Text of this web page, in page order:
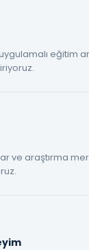
eğitim
ve araştırma